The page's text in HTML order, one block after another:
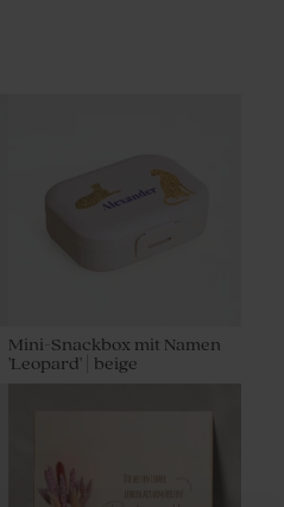
Mini-Snackbox mit Namen
'Leopard' | beige